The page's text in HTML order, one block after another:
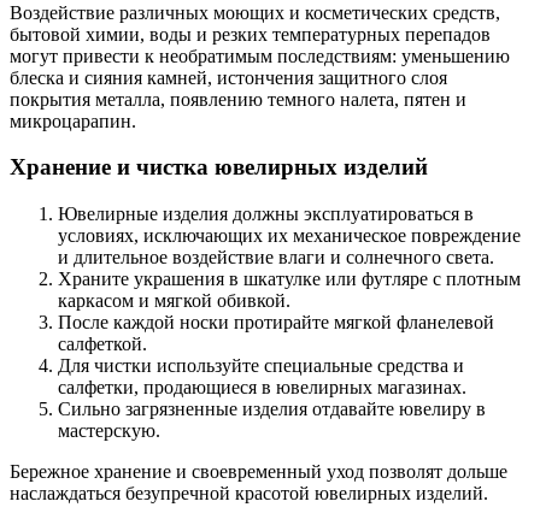
Воздействие различных моющих и косметических средств,
бытовой химии, воды и резких температурных перепадов
могут привести к необратимым последствиям: уменьшению
блеска и сияния камней, истончения защитного слоя
покрытия металла, появлению темного налета, пятен и
микроцарапин.
Хранение и чистка ювелирных изделий
Ювелирные изделия должны эксплуатироваться в
условиях, исключающих их механическое повреждение
и длительное воздействие влаги и солнечного света.
Храните украшения в шкатулке или футляре с плотным
каркасом и мягкой обивкой.
После каждой носки протирайте мягкой фланелевой
салфеткой.
Для чистки используйте специальные средства и
салфетки, продающиеся в ювелирных магазинах.
Сильно загрязненные изделия отдавайте ювелиру в
мастерскую.
Бережное хранение и своевременный уход позволят дольше
наслаждаться безупречной красотой ювелирных изделий.